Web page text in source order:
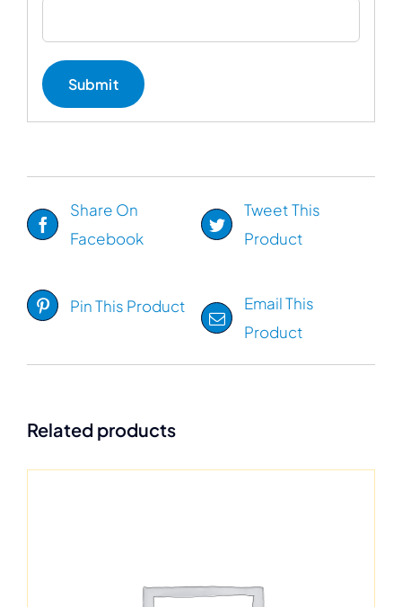
Share On
Facebook
Tweet This
Product
Pin This Product
Email This
Product
Related products